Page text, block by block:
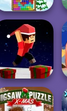
Pixel Christmas